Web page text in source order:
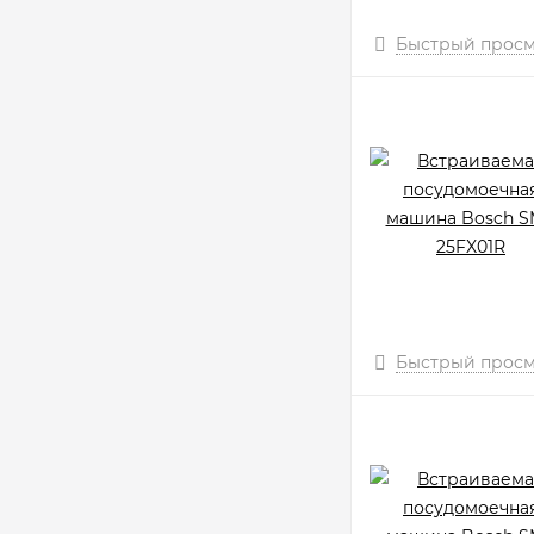
Быстрый
Быстрый